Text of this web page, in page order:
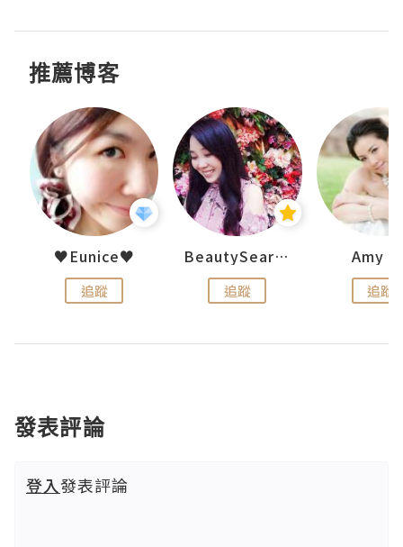
推薦博客
♥Eunice♥
追蹤
BeautySearch
追蹤
Amy
追蹤
發表評論
登入發表評論